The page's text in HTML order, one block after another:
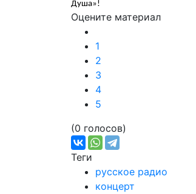
Душа»!
Оцените материал
1
2
3
4
5
(0 голосов)
Теги
русское радио
концерт